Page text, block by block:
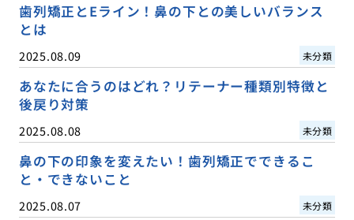
歯列矯正とEライン！鼻の下との美しいバランス
とは
2025.08.09 未分類
あなたに合うのはどれ？リテーナー種類別特徴と
後戻り対策
2025.08.08 未分類
鼻の下の印象を変えたい！歯列矯正でできるこ
と・できないこと
2025.08.07 未分類